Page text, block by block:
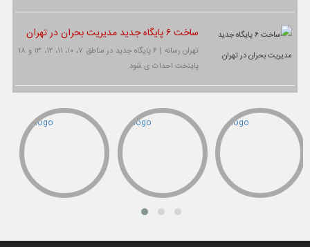
ساخت ۶ پایگاه جدید مدیریت بحران در تهران
تهران رسانه | ۶ پایگاه جدید در مناطق ۷، ۱۰، ۱۱، ۱۲، ۱۳ و ۱۸
پایتخت احداث ی شود.